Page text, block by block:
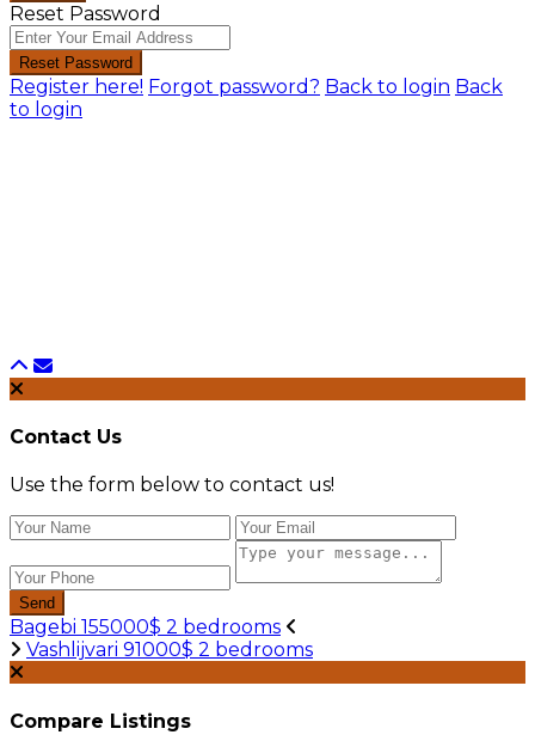
Reset Password
Reset Password
Register here! Forgot password? Back to login Back
to login
Contact Us
Use the form below to contact us!
Send
Bagebi 155000$ 2 bedrooms
Vashlijvari 91000$ 2 bedrooms
Compare Listings